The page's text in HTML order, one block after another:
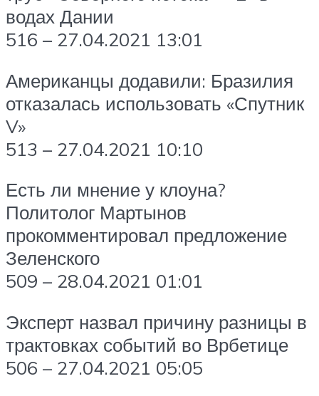
водах Дании
516 – 27.04.2021 13:01
Американцы додавили: Бразилия
отказалась использовать «Спутник
V»
513 – 27.04.2021 10:10
Есть ли мнение у клоуна?
Политолог Мартынов
прокомментировал предложение
Зеленского
509 – 28.04.2021 01:01
Эксперт назвал причину разницы в
трактовках событий во Врбетице
506 – 27.04.2021 05:05